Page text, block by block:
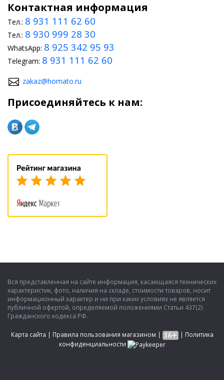
Контактная информация
Тел.: 8 931 111 62 60
Тел.: 8 930 999 28 30
WhatsApp: 8 925 342 95 93
Telegram: 8 931 111 62 60
zakaz@homato.ru
Присоединяйтесь к нам:
Вся представленная на сайте информация, касающаяся технических
характеристик, фото, наличия на складе, стоимости товаров, носит
информационный характер и ни при каких условиях не является
публичной офертой, определяемой положениями Статьи 437(2)
Гражданского кодекса РФ.
Карта сайта | Правила пользования магазином | | Политика
конфиденциальности